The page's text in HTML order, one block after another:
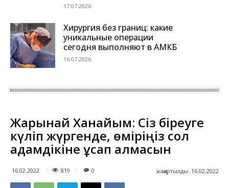
17.07.2026
Хирургия без границ: какие
уникальные операции
сегодня выполняют в АМКБ
16.07.2026